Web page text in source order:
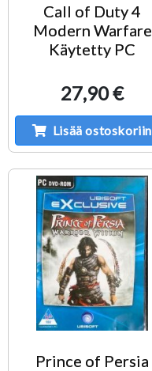
Call of Duty 4
Modern Warfare
Käytetty PC
27,90 €
Lisää ostoskoriin
Prince of Persia